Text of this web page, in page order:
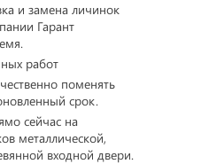
и замена личинок
Гарант
работ
поменять
срок.
сейчас на
металлической,
входной двери.